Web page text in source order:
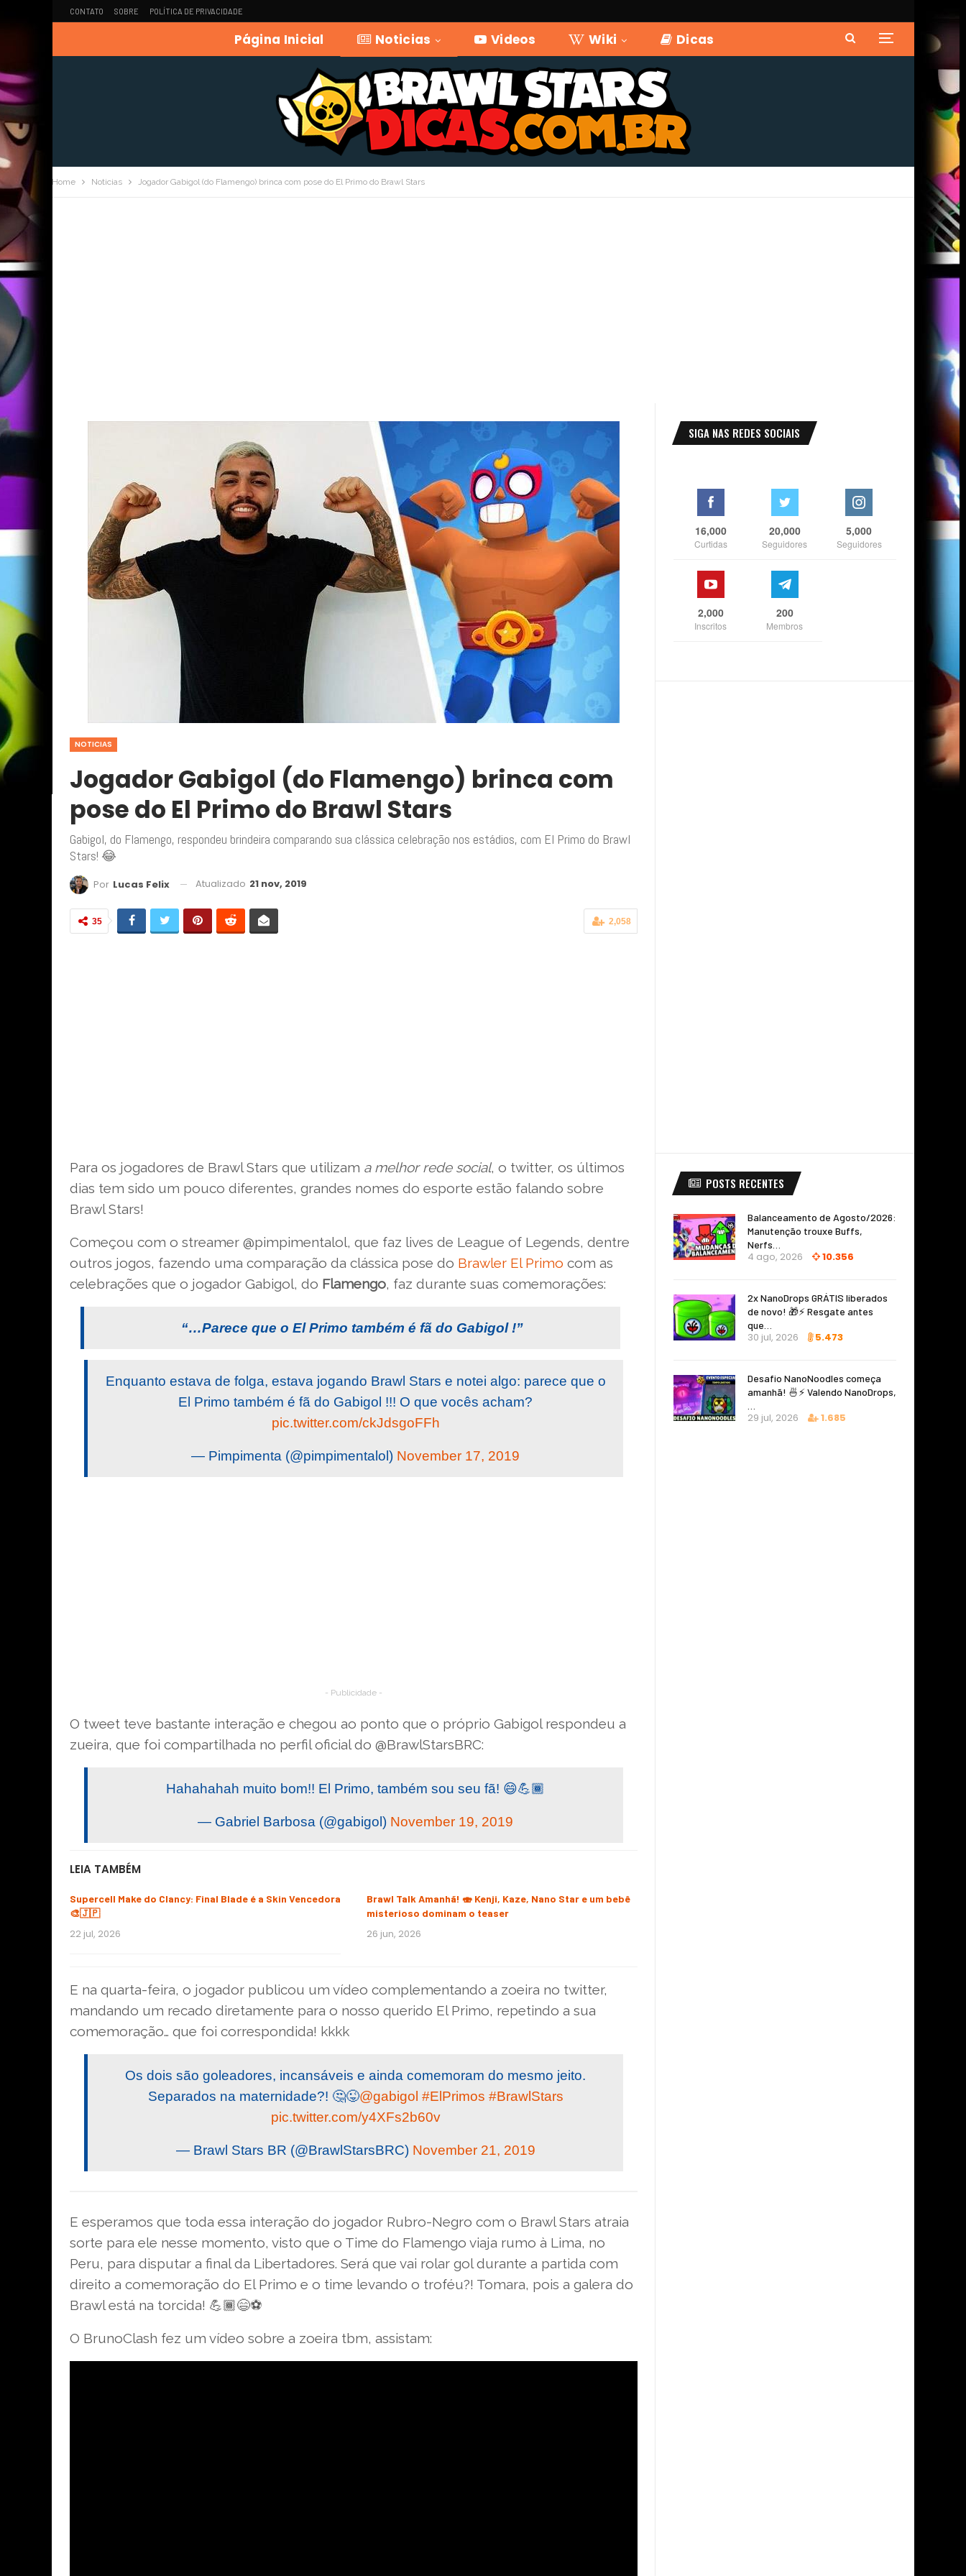
CONTATO SOBRE POLÍTICA DE PRIVACIDADE
Página Inicial Noticias Videos Wiki Dicas
Home Noticias Jogador Gabigol (do Flamengo) brinca com pose do El Primo do Brawl Stars
NOTICIAS
Jogador Gabigol (do Flamengo) brinca com
pose do El Primo do Brawl Stars
Gabigol, do Flamengo, respondeu brindeira comparando sua clássica celebração nos estádios, com El Primo do Brawl
Stars! 😂
Por Lucas Felix Atualizado 21 nov, 2019
2,058
35
Para os jogadores de Brawl Stars que utilizam a melhor rede social, o twitter, os últimos
dias tem sido um pouco diferentes, grandes nomes do esporte estão falando sobre
Brawl Stars!
Começou com o streamer @pimpimentalol, que faz lives de League of Legends, dentre
outros jogos, fazendo uma comparação da clássica pose do Brawler El Primo com as
celebrações que o jogador Gabigol, do Flamengo, faz durante suas comemorações:
“…Parece que o El Primo também é fã do Gabigol !”
Enquanto estava de folga, estava jogando Brawl Stars e notei algo: parece que o
El Primo também é fã do Gabigol !!! O que vocês acham?
pic.twitter.com/ckJdsgoFFh
— Pimpimenta (@pimpimentalol) November 17, 2019
- Publicidade -
O tweet teve bastante interação e chegou ao ponto que o próprio Gabigol respondeu a
zueira, que foi compartilhada no perfil oficial do @BrawlStarsBRC:
Hahahahah muito bom!! El Primo, também sou seu fã! 😄💪🏾
— Gabriel Barbosa (@gabigol) November 19, 2019
LEIA TAMBÉM
Supercell Make do Clancy: Final Blade é a Skin Vencedora
🎨🇯🇵
22 jul, 2026
Brawl Talk Amanhã! 🍣 Kenji, Kaze, Nano Star e um bebê
misterioso dominam o teaser
26 jun, 2026
E na quarta-feira, o jogador publicou um vídeo complementando a zoeira no twitter,
mandando um recado diretamente para o nosso querido El Primo, repetindo a sua
comemoração… que foi correspondida! kkkk
Os dois são goleadores, incansáveis e ainda comemoram do mesmo jeito.
Separados na maternidade?! 🤔😜@gabigol #ElPrimos #BrawlStars
pic.twitter.com/y4XFs2b60v
— Brawl Stars BR (@BrawlStarsBRC) November 21, 2019
E esperamos que toda essa interação do jogador Rubro-Negro com o Brawl Stars atraia
sorte para ele nesse momento, visto que o Time do Flamengo viaja rumo à Lima, no
Peru, para disputar a final da Libertadores. Será que vai rolar gol durante a partida com
direito a comemoração do El Primo e o time levando o troféu?! Tomara, pois a galera do
Brawl está na torcida! 💪🏾😄⚽
O BrunoClash fez um vídeo sobre a zoeira tbm, assistam:
SIGA NAS REDES SOCIAIS
16,000
Curtidas
20,000
Seguidores
5,000
Seguidores
2,000
Inscritos
200
Membros
POSTS RECENTES
Balanceamento de Agosto/2026:
Manutenção trouxe Buffs,
Nerfs…
4 ago, 2026 10.356
2x NanoDrops GRÁTIS liberados
de novo! 🎁⚡ Resgate antes
que…
30 jul, 2026 5.473
Desafio NanoNoodles começa
amanhã! 🍜⚡ Valendo NanoDrops,
29 jul, 2026 1.685